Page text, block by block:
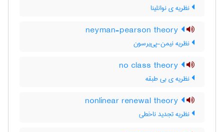
نظریه ی نوانلینا
نظریه نیمن-پی‌یرسون
نظریه ی بی طبقه
نظریه تجدید ناخطی